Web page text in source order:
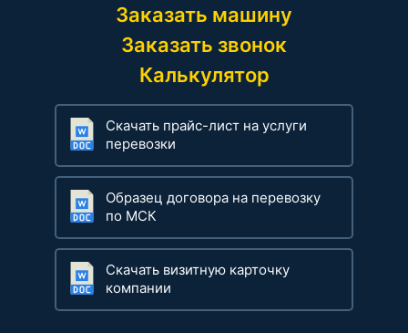
Заказать машину
Заказать звонок
Калькулятор
Скачать прайс-лист на услуги
перевозки
Образец договора на перевозку
по МСК
Скачать визитную карточку
компании